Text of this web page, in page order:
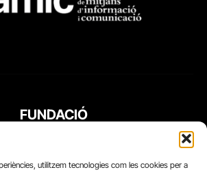
utilitzem tecnologies com les cookies per a
FUNDACIÓ